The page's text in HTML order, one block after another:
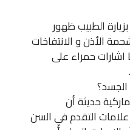
الطبيب ظهور
الأذن و الانتفاخات
حمراء على
حديثة أن
التقدم في السن